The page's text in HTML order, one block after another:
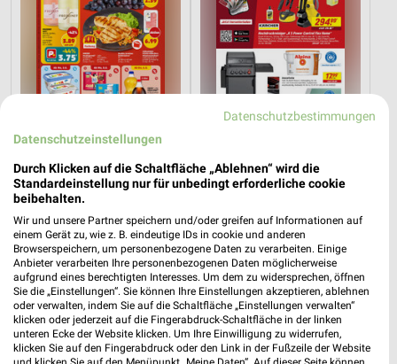
8,9 km
Angebote ab 03.08.
Gültig bis Sa. 08.08.
10,9 km
Angebote ab 01.08.
Zurbrüggen XXXLutz
Datenschutzbestimmungen
Datenschutzeinstellungen
Durch Klicken auf die Schaltfläche „Ablehnen“ wird die
Standardeinstellung nur für unbedingt erforderliche cookie
beibehalten.
Wir und unsere Partner speichern und/oder greifen auf Informationen auf
einem Gerät zu, wie z. B. eindeutige IDs in cookie und anderen
Browserspeichern, um personenbezogene Daten zu verarbeiten. Einige
Anbieter verarbeiten Ihre personenbezogenen Daten möglicherweise
aufgrund eines berechtigten Interesses. Um dem zu widersprechen, öffnen
Sie die „Einstellungen“. Sie können Ihre Einstellungen akzeptieren, ablehnen
oder verwalten, indem Sie auf die Schaltfläche „Einstellungen verwalten“
klicken oder jederzeit auf die Fingerabdruck-Schaltfläche in der linken
unteren Ecke der Website klicken. Um Ihre Einwilligung zu widerrufen,
klicken Sie auf den Fingerabdruck oder den Link in der Fußzeile der Website